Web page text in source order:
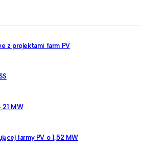
z projektami farm PV
21 MW
farmy PV o 1,52 MW